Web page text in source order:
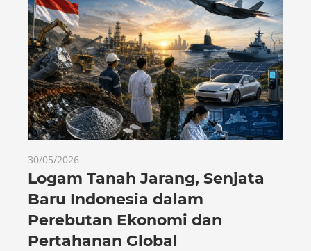
30/05/2026
Logam Tanah Jarang, Senjata
Baru Indonesia dalam
Perebutan Ekonomi dan
Pertahanan Global